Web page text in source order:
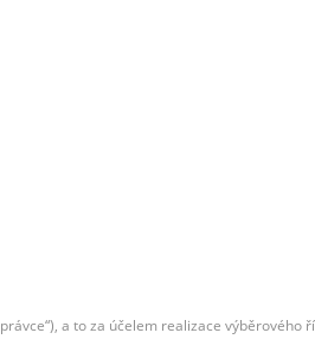
a to za účelem realizace výběrového